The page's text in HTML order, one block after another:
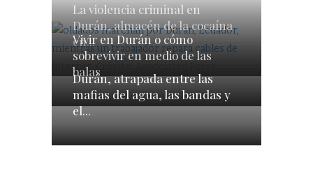
La violencia criminal en
Durán, almacén de la cocaína
en...
Vivir en Durán o cómo
sobrevivir en medio de las
balas
Durán, atrapada entre las
mafias del agua, las bandas y
el...